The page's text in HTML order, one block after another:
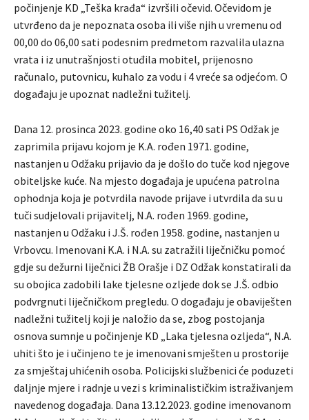
počinjenje KD „Teška krađa“ izvršili očevid. Očevidom je
utvrđeno da je nepoznata osoba ili više njih u vremenu od
00,00 do 06,00 sati podesnim predmetom razvalila ulazna
vrata i iz unutrašnjosti otuđila mobitel, prijenosno
računalo, putovnicu, kuhalo za vodu i 4 vreće sa odjećom. O
događaju je upoznat nadležni tužitelj.
Dana 12. prosinca 2023. godine oko 16,40 sati PS Odžak je
zaprimila prijavu kojom je K.A. rođen 1971. godine,
nastanjen u Odžaku prijavio da je došlo do tuče kod njegove
obiteljske kuće. Na mjesto događaja je upućena patrolna
ophodnja koja je potvrdila navode prijave i utvrdila da su u
tuči sudjelovali prijavitelj, N.A. rođen 1969. godine,
nastanjen u Odžaku i J.Š. rođen 1958. godine, nastanjen u
Vrbovcu. Imenovani K.A. i N.A. su zatražili liječničku pomoć
gdje su dežurni liječnici ŽB Orašje i DZ Odžak konstatirali da
su obojica zadobili lake tjelesne ozljede dok se J.Š. odbio
podvrgnuti liječničkom pregledu. O događaju je obaviješten
nadležni tužitelj koji je naložio da se, zbog postojanja
osnova sumnje u počinjenje KD „Laka tjelesna ozljeda“, N.A.
uhiti što je i učinjeno te je imenovani smješten u prostorije
za smještaj uhićenih osoba. Policijski službenici će poduzeti
daljnje mjere i radnje u vezi s kriminalističkim istraživanjem
navedenog događaja. Dana 13.12.2023. godine imenovanom